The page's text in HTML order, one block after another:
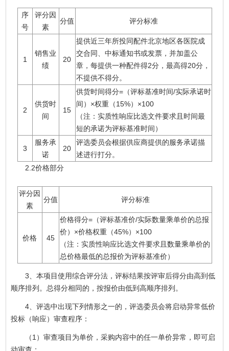
序
号
评分因
素
分值 评分标准
1
销售业
绩
20
提供近三年所投同配件北京地区各医院成
交合同、中标通知书或发票，并加盖公
章，每提供一种配件得2分，最高得20分，
不提供不得分。
2
供货时
间
15
供货时间得分=（评标基准时间/实际承诺时
间）×权重（15%）×100
（注：实质性响应比选文件要求且时间最
短的承诺为评标基准时间）
3
服务承
诺
20
评选委员会根据供应商提供的服务承诺描
述进行打分。
2.2价格部分
评分因
素
分值 评分标准
价格 45
价格得分=（评标基准价/实际数量乘单价的总报
价）×价格权重（45%）×100
（注：实质性响应比选文件要求且数量乘单价的
总价格最低的总报价为评标基准价）
3、本项目使用综合评分法，评标结果按评审后得分由高到低
顺序排列。总得分相同的，按报价由低到高顺序排列。
4、评选中出现下列情形之一的，评选委员会将启动异常低价
投标（响应）审查程序：
（1）审查项目为单价，采购内容中的任一单价异常，即可启